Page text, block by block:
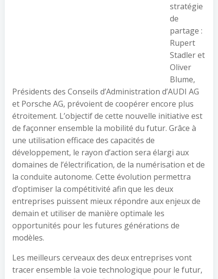
stratégie
de
partage :
Rupert
Stadler et
Oliver
Blume,
Présidents des Conseils d’Administration d’AUDI AG
et Porsche AG, prévoient de coopérer encore plus
étroitement. L’objectif de cette nouvelle initiative est
de façonner ensemble la mobilité du futur. Grâce à
une utilisation efficace des capacités de
développement, le rayon d’action sera élargi aux
domaines de l’électrification, de la numérisation et de
la conduite autonome. Cette évolution permettra
d’optimiser la compétitivité afin que les deux
entreprises puissent mieux répondre aux enjeux de
demain et utiliser de manière optimale les
opportunités pour les futures générations de
modèles.
Les meilleurs cerveaux des deux entreprises vont
tracer ensemble la voie technologique pour le futur,